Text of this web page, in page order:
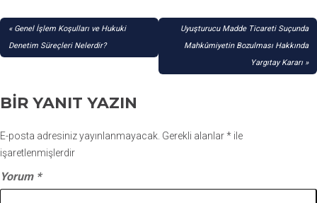
YAZI
GEZINMESI
Genel İşlem Koşulları ve Hukuki
Denetim Süreçleri Nelerdir?
Uyuşturucu Madde Ticareti Suçunda
Mahkûmiyetin Bozulması Hakkında
Yargıtay Kararı
BIR YANIT YAZIN
E-posta adresiniz yayınlanmayacak. Gerekli alanlar* ile
işaretlenmişlerdir
Yorum *